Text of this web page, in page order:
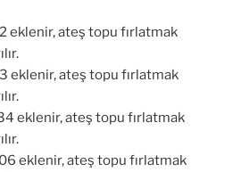
eklenir, ateş topu fırlatmak
eklenir, ateş topu fırlatmak
eklenir, ateş topu fırlatmak
eklenir, ateş topu fırlatmak